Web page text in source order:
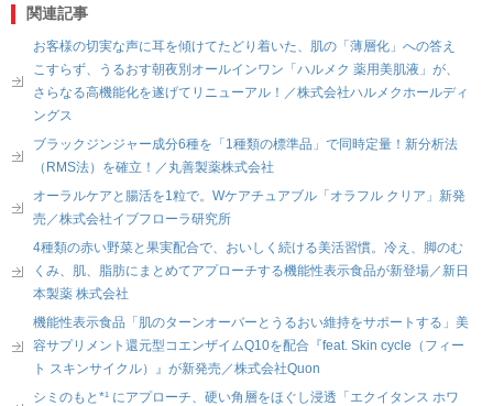
関連記事
お客様の切実な声に耳を傾けてたどり着いた、肌の「薄層化」への答え
こすらず、うるおす朝夜別オールインワン「ハルメク 薬用美肌液」が、
さらなる高機能化を遂げてリニューアル！／株式会社ハルメクホールディ
ングス
ブラックジンジャー成分6種を「1種類の標準品」で同時定量！新分析法
（RMS法）を確立！／丸善製薬株式会社
オーラルケアと腸活を1粒で。Wケアチュアブル「オラフル クリア」新発
売／株式会社イブフローラ研究所
4種類の赤い野菜と果実配合で、おいしく続ける美活習慣。冷え、脚のむ
くみ、肌、脂肪にまとめてアプローチする機能性表示食品が新登場／新日
本製薬 株式会社
機能性表示食品「肌のターンオーバーとうるおい維持をサポートする」美
容サプリメント還元型コエンザイムQ10を配合『feat. Skin cycle（フィー
ト スキンサイクル）』が新発売／株式会社Quon
シミのもと*¹ にアプローチ、硬い角層をほぐし浸透「エクイタンス ホワ